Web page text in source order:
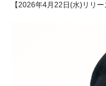
【2026年4月22日(水)リリー